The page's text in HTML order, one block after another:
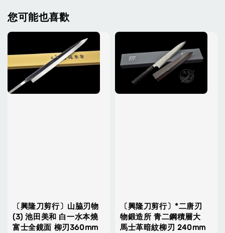
您可能也喜歡
〔興隆刀剪行〕山脇刃物
(3) 池田美和 白一水本燒
富士全鏡面 柳刃360mm
〔興隆刀剪行〕*二唐刃
物鍛造所 青二鋼積層大
馬士革暗紋柳刃 240mm